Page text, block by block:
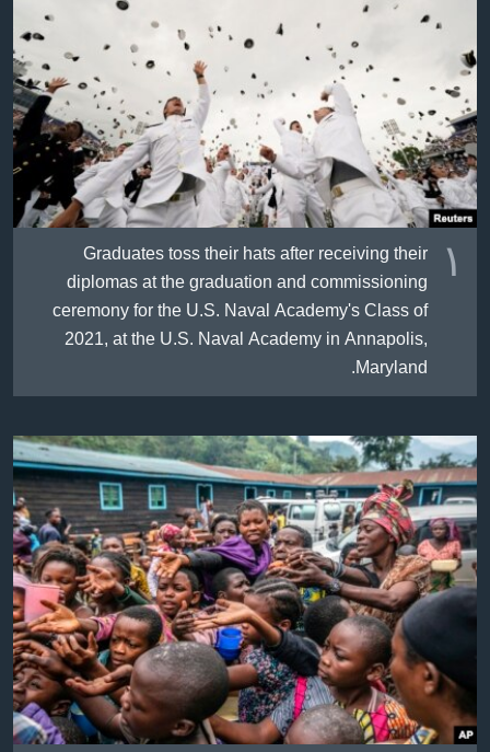
ژیان لە فەرهەنگدا
Learning English
FOLLOW US
زمانه‌کان
١ Graduates toss their hats after receiving their
diplomas at the graduation and commissioning
ceremony for the U.S. Naval Academy's Class of
2021, at the U.S. Naval Academy in Annapolis,
Maryland.